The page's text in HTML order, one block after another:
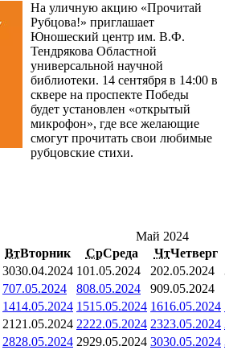
На уличную акцию «Прочитай
Рубцова!» приглашает
Юношеский центр им. В.Ф.
Тендрякова Областной
универсальной научной
библиотеки. 14 сентября в 14:00 в
сквере на проспекте Победы
будет установлен «открытый
микрофон», где все желающие
смогут прочитать свои любимые
рубцовские стихи.
Май 2024
ВтВторник СрСреда ЧтЧетверг
3030.04.2024 101.05.2024 202.05.2024
707.05.2024 808.05.2024 909.05.2024
1414.05.2024 1515.05.2024 1616.05.2024
21 21.05.2024 2222.05.2024 2323.05.2024
2828.05.2024 2929.05.2024 3030.05.2024